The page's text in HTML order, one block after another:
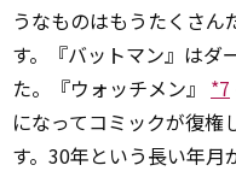
うなものはもうたくさん
す。『バットマン』はダ
た。『ウォッチメン』 *7
になってコミックが復権
す。30年という長い年月